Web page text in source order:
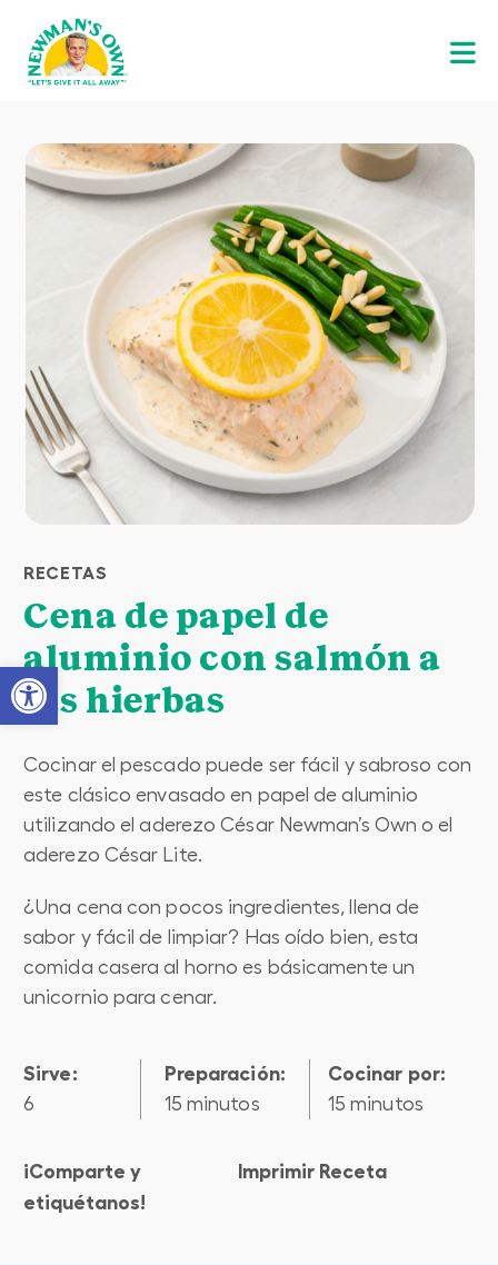
Open toolbar
RECETAS
Cena de papel de
aluminio con salmón a
las hierbas
Cocinar el pescado puede ser fácil y sabroso con
este clásico envasado en papel de aluminio
utilizando el aderezo César Newman’s Own o el
aderezo César Lite.
¿Una cena con pocos ingredientes, llena de
sabor y fácil de limpiar? Has oído bien, esta
comida casera al horno es básicamente un
unicornio para cenar.
Sirve:
6
preparación:
15 minutos
cocinar por:
15 minutos
¡Comparte y
etiquétanos!
Imprimir Receta